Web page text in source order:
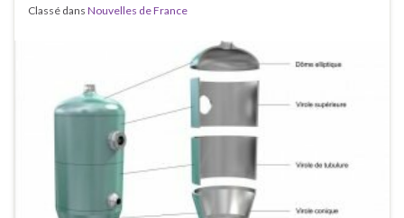
Classé dans Nouvelles de France